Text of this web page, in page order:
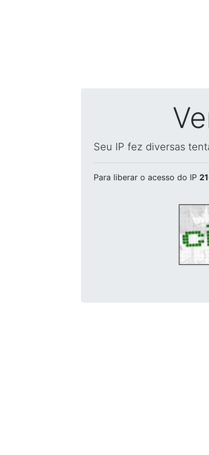
Seu IP fez diversas
Para liberar o acesso do IP